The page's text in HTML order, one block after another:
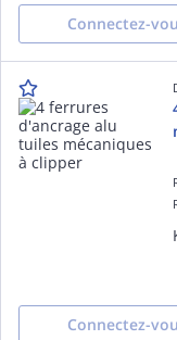
Connectez-
Connectez-